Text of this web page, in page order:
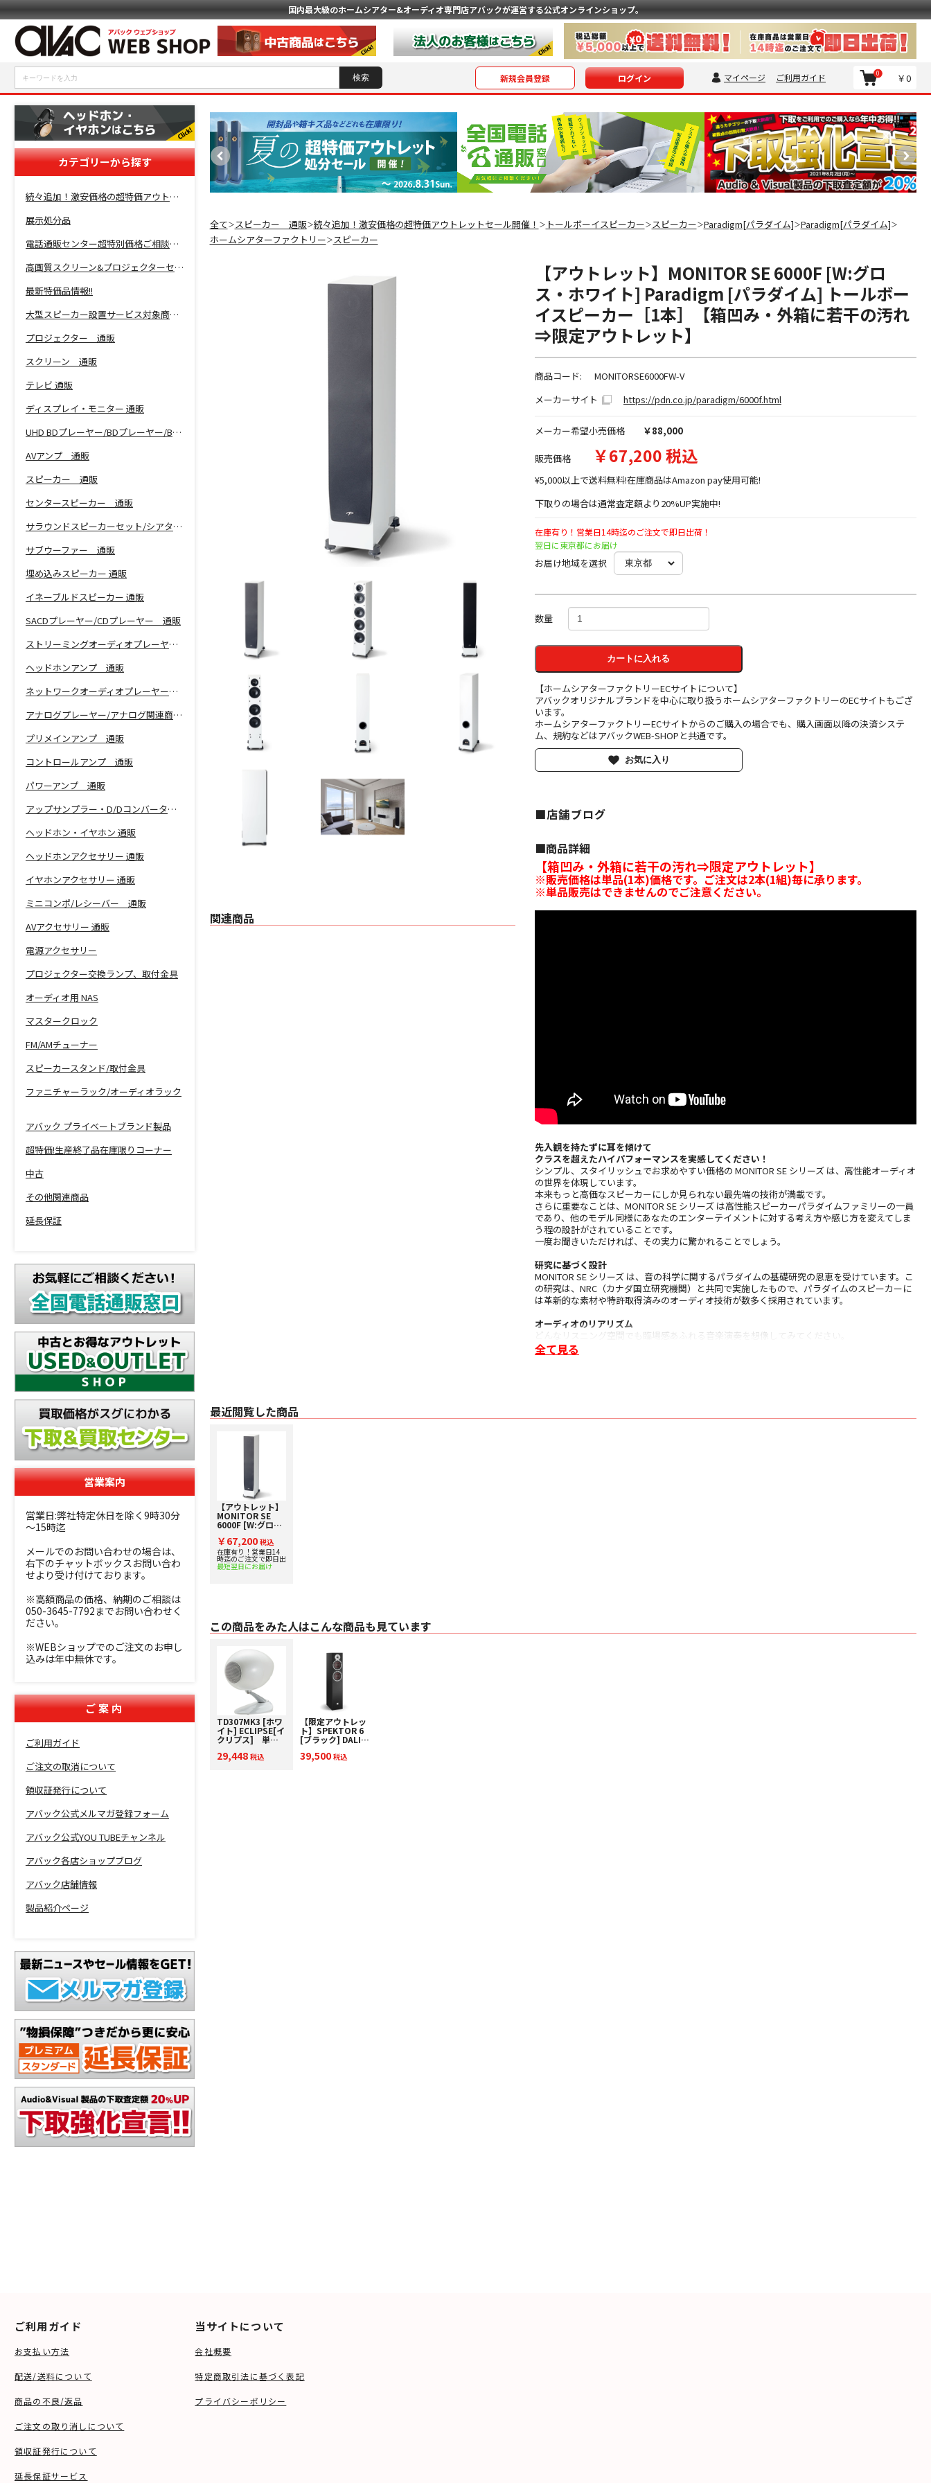
国内最大級のホームシアター&オーディオ専門店アバックが運営する公式オンラインショップ。
新規会員登録 ログイン マイページ ご利用ガイド ￥0
0
カテゴリーから探す
続々追加！激安価格の超特価アウトレットセール開催！
展示処分品
電話通販センター超特別価格ご相談コーナー！
高画質スクリーン&プロジェクターセット超特価！
最新特価品情報!!
大型スピーカー設置サービス対象商品！
プロジェクター 通販
スクリーン 通販
テレビ 通販
ディスプレイ・モニター 通販
UHD BDプレーヤー/BDプレーヤー/BDレコーダー 通販
AVアンプ 通販
スピーカー 通販
センタースピーカー 通販
サラウンドスピーカーセット/シアターバー 通販
サブウーファー 通販
埋め込みスピーカー 通販
イネーブルドスピーカー 通販
SACDプレーヤー/CDプレーヤー 通販
ストリーミングオーディオプレーヤー 通販
ヘッドホンアンプ 通販
ネットワークオーディオプレーヤー 通販
アナログプレーヤー/アナログ関連商品 通販
プリメインアンプ 通販
コントロールアンプ 通販
パワーアンプ 通販
アップサンプラー・D/Dコンバーター 通販
ヘッドホン・イヤホン 通販
ヘッドホンアクセサリー 通販
イヤホンアクセサリー 通販
ミニコンポ/レシーバー 通販
AVアクセサリー 通販
電源アクセサリー
プロジェクター交換ランプ、取付金具
オーディオ用 NAS
マスタークロック
FM/AMチューナー
スピーカースタンド/取付金具
ファニチャーラック/オーディオラック
アバック プライベートブランド製品
超特価!生産終了品在庫限りコーナー
中古
その他関連商品
延長保証
営業案内
営業日:弊社特定休日を除く9時30分
～15時迄
メールでのお問い合わせの場合は、
右下のチャットボックスお問い合わ
せより受け付けております。
※高額商品の価格、納期のご相談は
050-3645-7792までお問い合わせく
ださい。
※WEBショップでのご注文のお申し
込みは年中無休です。
ご案内
ご利用ガイド
ご注文の取消について
領収証発行について
アバック公式メルマガ登録フォーム
アバック公式YOU TUBEチャンネル
アバック各店ショップブログ
アバック店舗情報
製品紹介ページ
全て＞スピーカー 通販＞続々追加！激安価格の超特価アウトレットセール開催！ ＞ トールボーイスピーカー＞スピーカー＞Paradigm[パラダイム]＞Paradigm[パラダイム]＞
ホームシアターファクトリー＞スピーカー
関連商品
【アウトレット】MONITOR SE 6000F [W:グロ
ス・ホワイト] Paradigm [パラダイム] トールボー
イスピーカー［1本］【箱凹み・外箱に若干の汚れ
⇒限定アウトレット】
商品コード:
MONITORSE6000FW-V
メーカーサイト
https://pdn.co.jp/paradigm/6000f.html
メーカー希望小売価格 ￥88,000
販売価格 ￥67,200 税込
¥5,000以上で送料無料!在庫商品はAmazon pay使用可能!
下取りの場合は通常査定額より20%UP実施中!
在庫有り！営業日14時迄のご注文で即日出荷！
翌日に東京都にお届け
お届け地域を選択
数量
カートに入れる
【ホームシアターファクトリーECサイトについて】
アバックオリジナルブランドを中心に取り扱うホームシアターファクトリーのECサイトもござ
います。
ホームシアターファクトリーECサイトからのご購入の場合でも、購入画面以降の決済システ
ム、規約などはアバックWEB-SHOPと共通です。
お気に入り
■店舗ブログ
■︎商品詳細
【箱凹み・外箱に若干の汚れ⇒限定アウトレット】
※販売価格は単品(1本)価格です。ご注文は2本(1組)毎に承ります。
※単品販売はできませんのでご注意ください。
先入観を持たずに耳を傾けて
クラスを超えたハイパフォーマンスを実感してください！
シンプル、スタイリッシュでお求めやすい価格の MONITOR SE シリーズ は、高性能オーディオ
の世界を体現しています。
本来もっと高価なスピーカーにしか見られない最先端の技術が満載です。
さらに重要なことは、MONITOR SE シリーズ は高性能スピーカーパラダイムファミリーの一員
であり、他のモデル同様にあなたのエンターテイメントに対する考え方や感じ方を変えてしま
う程の設計がされていることです。
一度お聞きいただければ、その実力に驚かれることでしょう。
研究に基づく設計
MONITOR SE シリーズ は、音の科学に関するパラダイムの基礎研究の恩恵を受けています。こ
の研究は、NRC（カナダ国立研究機関）と共同で実施したもので、パラダイムのスピーカーに
は革新的な素材や特許取得済みのオーディオ技術が数多く採用されています。
オーディオのリアリズム
どんなリスニング空間でも臨場感あふれる音楽演奏を想像してみてください。
息を呑むような効果とリアルなイメージのディテールが映画に命を吹き込みます。
ウンドに色をつけることなく出力を向上させ、滑らかにします。
○ ミッドレンジ 140mm ポリプロピレンコーン
全て見る
最近閲覧した商品
【アウトレット】
MONITOR SE
6000F [W:グロ
ス・ホワイト]
Paradigm [パラ
ダイム] トールボ
ーイスピーカー
［1本］【箱凹
￥67,200 税込
在庫有り！営業日14
時迄のご注文で即日出
最短翌日にお届け
この商品をみた人はこんな商品も見ています
TD307MK3 [ホワ
イト] ECLIPSE[イ
クリプス] 単品
スピーカー
29,448 税込
【限定アウトレッ
ト】SPEKTOR 6
[ブラック] DALI
[ダリ] トールボー
イスピーカー [1
39,500 税込
ご利用ガイド
お支払い方法
配送/送料について
商品の不良/返品
ご注文の取り消しについて
領収証発行について
延長保証サービス
当サイトについて
会社概要
特定商取引法に基づく表記
プライバシーポリシー